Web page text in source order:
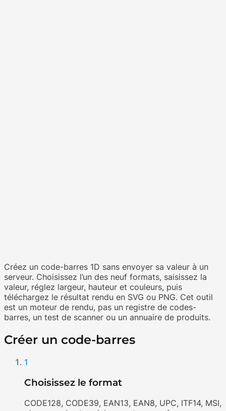
Créez un code-barres 1D sans envoyer sa valeur à un
serveur. Choisissez l’un des neuf formats, saisissez la
valeur, réglez largeur, hauteur et couleurs, puis
téléchargez le résultat rendu en SVG ou PNG. Cet outil
est un moteur de rendu, pas un registre de codes-
barres, un test de scanner ou un annuaire de produits.
Créer un code-barres
1
Choisissez le format
CODE128, CODE39, EAN13, EAN8, UPC, ITF14, MSI,